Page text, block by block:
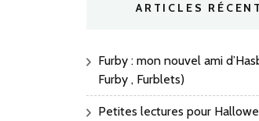
ARTICLES
Furby : mon nouvel ami
Furby , Furblets)
Petites lectures pour